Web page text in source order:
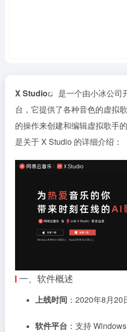
X Studio 是一个由小冰公司
台，它提供了各种音色的虚拟
的操作来创建和编辑虚拟歌手
是关于 X Studio 的详细介绍：
一、软件概述
上线时间 ：2020年8月20
软件平台 ：支持